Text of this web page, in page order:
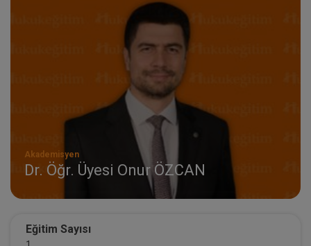
Akademisyen
Dr. Öğr. Üyesi Onur ÖZCAN
Eğitim Sayısı